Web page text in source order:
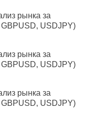
рынка за
USDJPY)
рынка за
USDJPY)
рынка за
USDJPY)